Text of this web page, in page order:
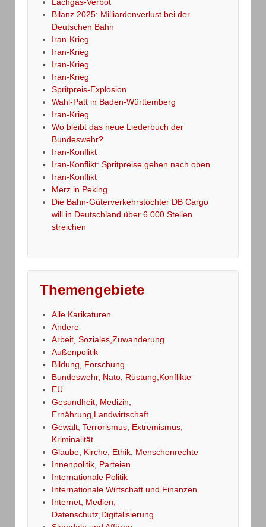
Bilanz 2025: Milliardenverlust bei der
Deutschen Bahn
Iran-Krieg
Iran-Krieg
Iran-Krieg
Iran-Krieg
Spritpreis-Explosion
Wahl-Patt in Baden-Württemberg
Iran-Krieg
Wo bleibt das neue Liederbuch der
Bundeswehr?
Iran-Konflikt
Iran-Konflikt: Spritpreise gehen nach oben
Iran-Konflikt
Merz in Peking
Die Bahn-Güterverkehrstochter DB Cargo
will in Deutschland über 6 000 Stellen
streichen
Themengebiete
Alle Karikaturen
Andere
Arbeit, Soziales,Zuwanderung
Außenpolitik
Bildung, Forschung
Bundeswehr, Nato, Rüstung,Konflikte
EU
Gesundheit, Medizin,
Ernährung,Landwirtschaft
Gewalt, Terrorismus, Extremismus,
Kriminalität
Glaube, Kirche, Ethik, Menschenrechte
Innenpolitik, Parteien
Internationale Politik
Internationale Wirtschaft und Finanzen
Internet, Medien,
Datenschutz,Digitalisierung